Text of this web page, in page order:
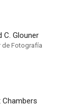
C. Glouner
de Fotografía
Chambers